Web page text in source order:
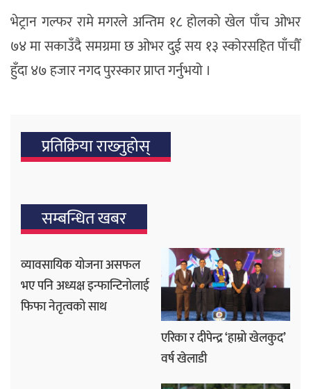
भेट्रान गल्फर रामे मगरले अन्तिम १८ होलको खेल पाँच ओभर
७४ मा सकाउँदै समग्रमा छ ओभर दुई सय १३ स्कोरसहित पाँचौँ
हुँदा ४७ हजार नगद पुरस्कार प्राप्त गर्नुभयो ।
प्रतिक्रिया राख्‍नुहोस्
सम्बन्धित खबर
व्यावसायिक योजना असफल
भए पनि अध्यक्ष इन्फान्टिनोलाई
फिफा नेतृत्वको साथ
एरिका र दीपेन्द्र ‘हाम्रो खेलकुद’
वर्ष खेलाडी